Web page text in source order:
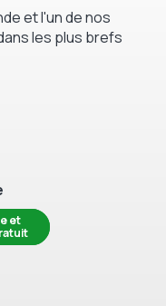
et l'un de nos
les plus brefs
et